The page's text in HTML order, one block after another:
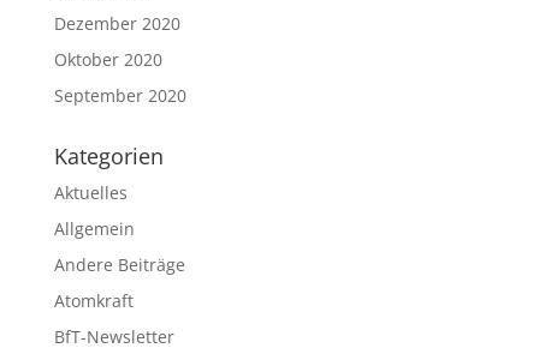
Dezember 2020
Oktober 2020
September 2020
Kategorien
Aktuelles
Allgemein
Andere Beiträge
Atomkraft
BfT-Newsletter